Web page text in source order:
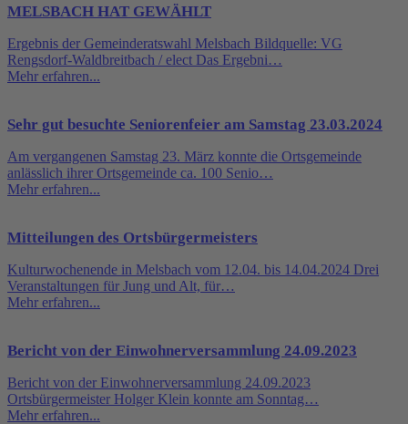
MELSBACH HAT GEWÄHLT
Ergebnis der Gemeinderatswahl Melsbach Bildquelle: VG
Rengsdorf-Waldbreitbach / elect Das Ergebni…
Mehr erfahren...
Sehr gut besuchte Seniorenfeier am Samstag 23.03.2024
Am vergangenen Samstag 23. März konnte die Ortsgemeinde
anlässlich ihrer Ortsgemeinde ca. 100 Senio…
Mehr erfahren...
Mitteilungen des Ortsbürgermeisters
Kulturwochenende in Melsbach vom 12.04. bis 14.04.2024 Drei
Veranstaltungen für Jung und Alt, für…
Mehr erfahren...
Bericht von der Einwohnerversammlung 24.09.2023
Bericht von der Einwohnerversammlung 24.09.2023
Ortsbürgermeister Holger Klein konnte am Sonntag…
Mehr erfahren...